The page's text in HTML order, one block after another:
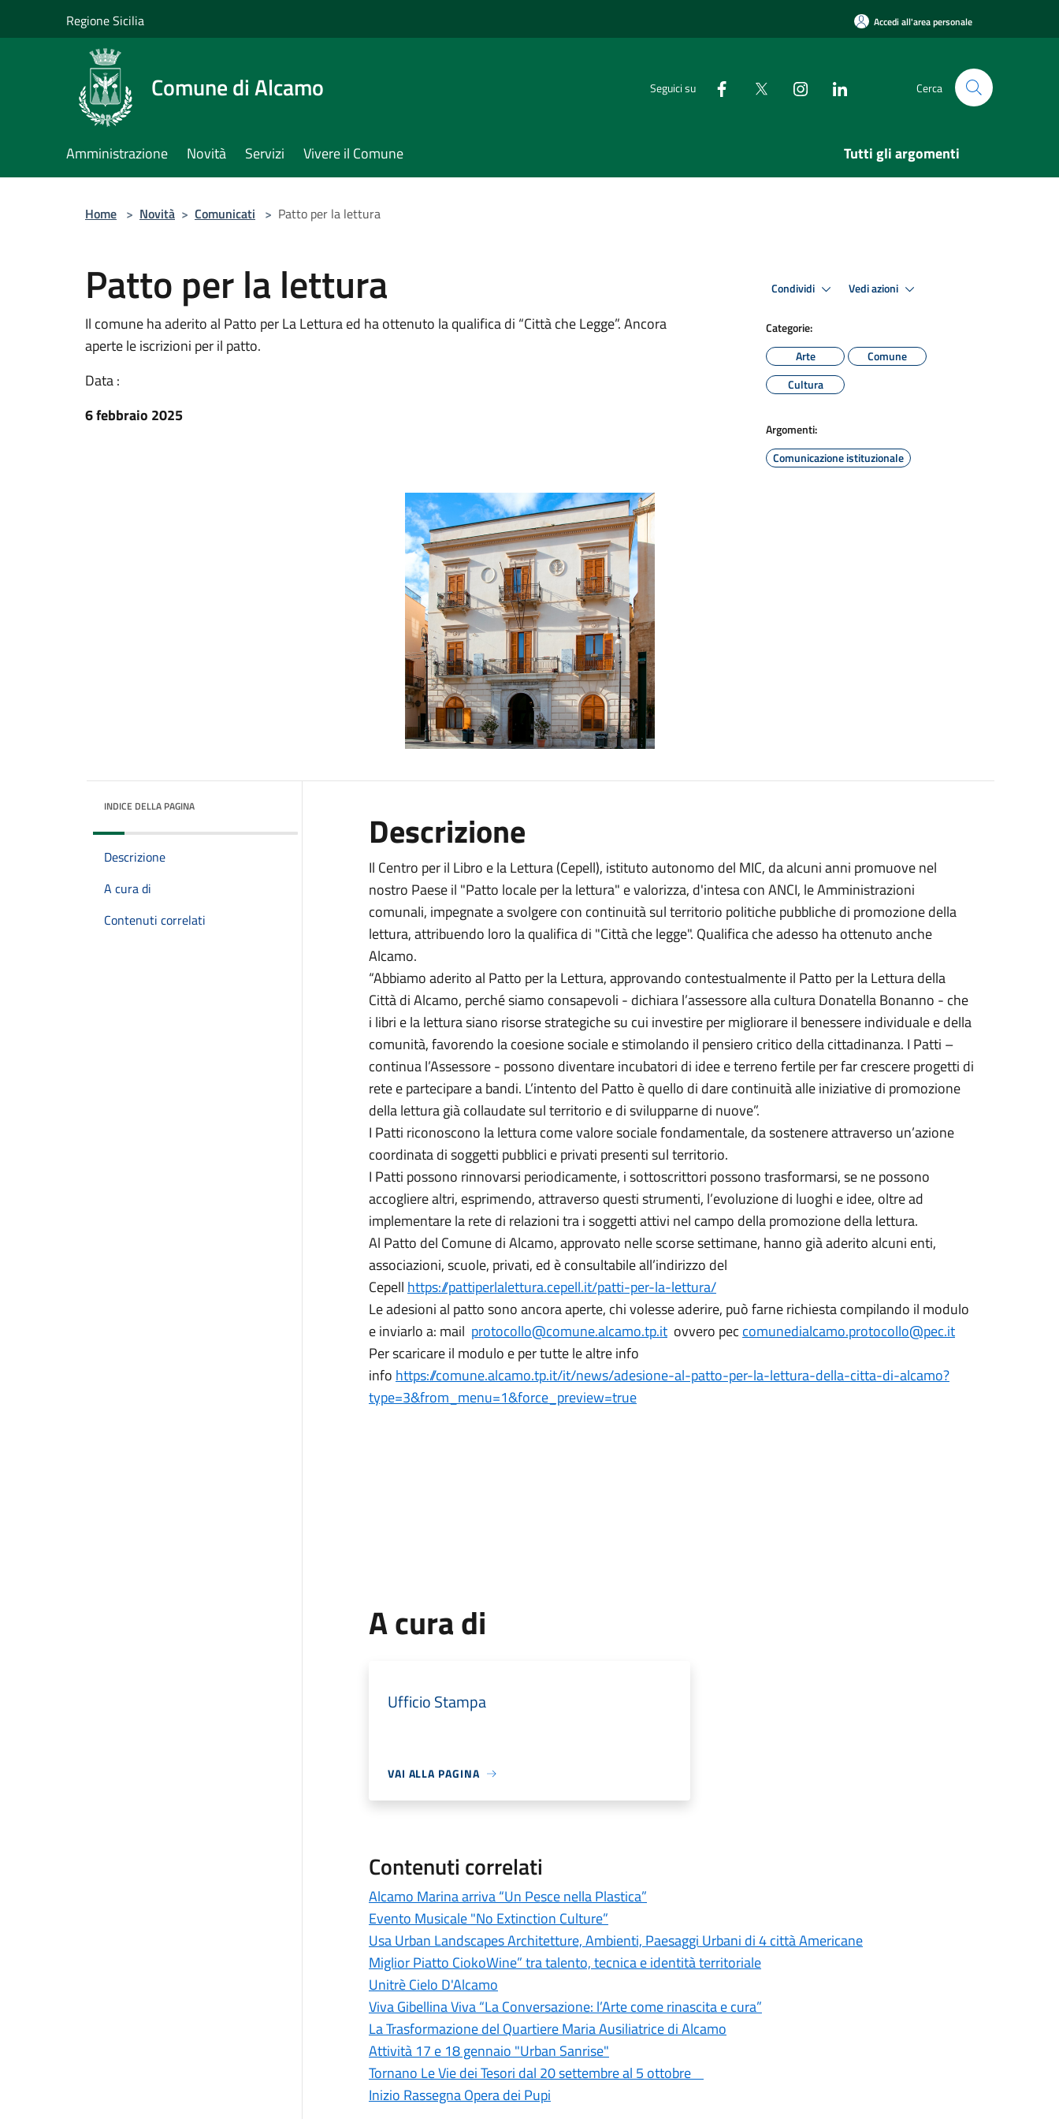
Regione Sicilia Accedi all'area personale
Comune di Alcamo Seguici su Cerca
Amministrazione Novità Servizi Vivere il Comune Tutti gli argomenti
Home > Novità > Comunicati > Patto per la lettura
Patto per la lettura
Il comune ha aderito al Patto per La Lettura ed ha ottenuto la qualifica di “Città che Legge”. Ancora
aperte le iscrizioni per il patto.
Data :
6 febbraio 2025
Condividi Vedi azioni
Categorie:
Arte
Comune
Cultura
Argomenti:
Comunicazione istituzionale
INDICE DELLA PAGINA
Descrizione
A cura di
Contenuti correlati
Descrizione
Il Centro per il Libro e la Lettura (Cepell), istituto autonomo del MIC, da alcuni anni promuove nel
nostro Paese il "Patto locale per la lettura" e valorizza, d'intesa con ANCI, le Amministrazioni
comunali, impegnate a svolgere con continuità sul territorio politiche pubbliche di promozione della
lettura, attribuendo loro la qualifica di "Città che legge". Qualifica che adesso ha ottenuto anche
Alcamo.
“Abbiamo aderito al Patto per la Lettura, approvando contestualmente il Patto per la Lettura della
Città di Alcamo, perché siamo consapevoli - dichiara l’assessore alla cultura Donatella Bonanno - che
i libri e la lettura siano risorse strategiche su cui investire per migliorare il benessere individuale e della
comunità, favorendo la coesione sociale e stimolando il pensiero critico della cittadinanza. I Patti –
continua l’Assessore - possono diventare incubatori di idee e terreno fertile per far crescere progetti di
rete e partecipare a bandi. L’intento del Patto è quello di dare continuità alle iniziative di promozione
della lettura già collaudate sul territorio e di svilupparne di nuove”.
I Patti riconoscono la lettura come valore sociale fondamentale, da sostenere attraverso un’azione
coordinata di soggetti pubblici e privati presenti sul territorio.
I Patti possono rinnovarsi periodicamente, i sottoscrittori possono trasformarsi, se ne possono
accogliere altri, esprimendo, attraverso questi strumenti, l’evoluzione di luoghi e idee, oltre ad
implementare la rete di relazioni tra i soggetti attivi nel campo della promozione della lettura.
Al Patto del Comune di Alcamo, approvato nelle scorse settimane, hanno già aderito alcuni enti,
associazioni, scuole, privati, ed è consultabile all’indirizzo del
Cepell https://pattiperlalettura.cepell.it/patti-per-la-lettura/
Le adesioni al patto sono ancora aperte, chi volesse aderire, può farne richiesta compilando il modulo
e inviarlo a: mail protocollo@comune.alcamo.tp.itovvero pec comunedialcamo.protocollo@pec.it
Per scaricare il modulo e per tutte le altre info
info https://comune.alcamo.tp.it/it/news/adesione-al-patto-per-la-lettura-della-citta-di-alcamo?
type=3&from_menu=1&force_preview=true
A cura di
Ufficio Stampa
VAI ALLA PAGINA
Contenuti correlati
Alcamo Marina arriva “Un Pesce nella Plastica”
Evento Musicale "No Extinction Culture”
Usa Urban Landscapes Architetture, Ambienti, Paesaggi Urbani di 4 città Americane
Miglior Piatto CiokoWine” tra talento, tecnica e identità territoriale
Unitrè Cielo D'Alcamo
Viva Gibellina Viva “La Conversazione: l’Arte come rinascita e cura”
La Trasformazione del Quartiere Maria Ausiliatrice di Alcamo
Attività 17 e 18 gennaio "Urban Sanrise"
Tornano Le Vie dei Tesori dal 20 settembre al 5 ottobre
Inizio Rassegna Opera dei Pupi